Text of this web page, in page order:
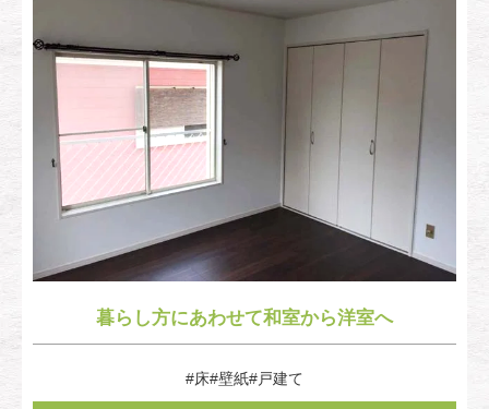
暮らし方にあわせて和室から洋室へ
#床#壁紙#戸建て